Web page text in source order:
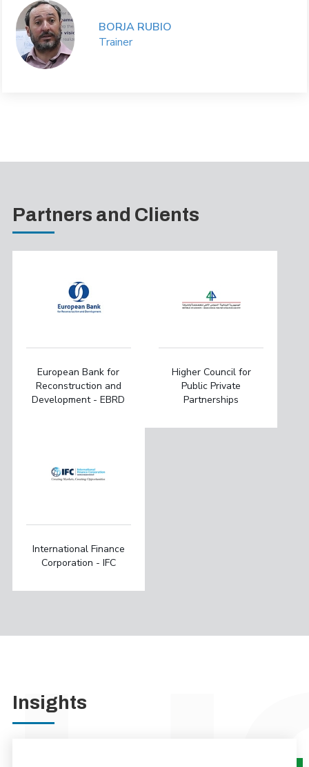
BORJA RUBIO
Trainer
Partners and Clients
European Bank for
Reconstruction and
Development - EBRD
Higher Council for
Public Private
Partnerships
International Finance
Corporation - IFC
Insights